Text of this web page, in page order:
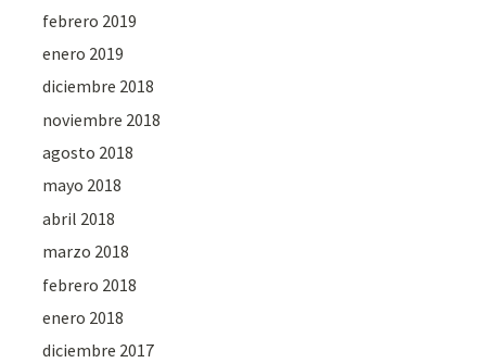
febrero 2019
enero 2019
diciembre 2018
noviembre 2018
agosto 2018
mayo 2018
abril 2018
marzo 2018
febrero 2018
enero 2018
diciembre 2017